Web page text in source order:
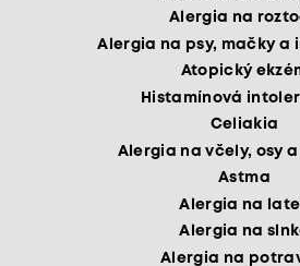
Alergia na
Alergia na psy, mačky a
Atopický
Histamínová
Celiakia
Alergia na včely, osy a
Astma
Alergia na
Alergia na
Alergia na